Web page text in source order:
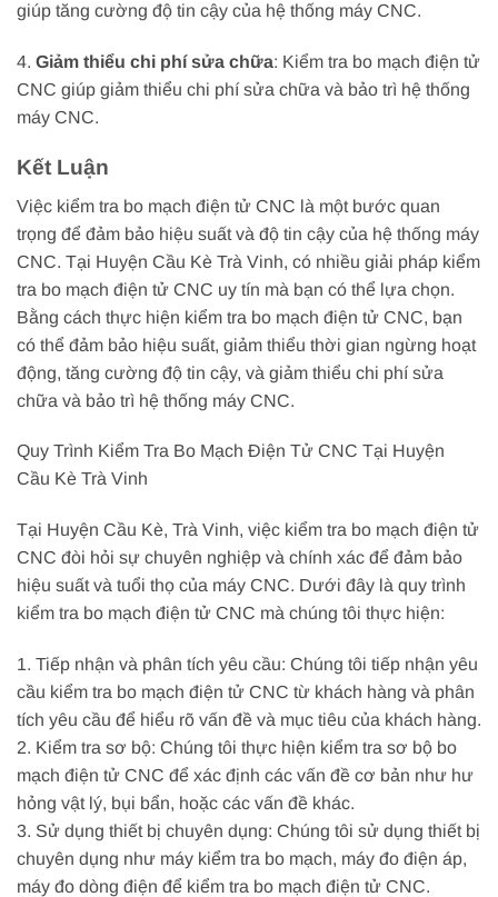
giúp tăng cường độ tin cậy của hệ thống máy CNC.
4. Giảm thiểu chi phí sửa chữa: Kiểm tra bo mạch điện tử
CNC giúp giảm thiểu chi phí sửa chữa và bảo trì hệ thống
máy CNC.
Kết Luận
Việc kiểm tra bo mạch điện tử CNC là một bước quan
trọng để đảm bảo hiệu suất và độ tin cậy của hệ thống máy
CNC. Tại Huyện Cầu Kè Trà Vinh, có nhiều giải pháp kiểm
tra bo mạch điện tử CNC uy tín mà bạn có thể lựa chọn.
Bằng cách thực hiện kiểm tra bo mạch điện tử CNC, bạn
có thể đảm bảo hiệu suất, giảm thiểu thời gian ngừng hoạt
động, tăng cường độ tin cậy, và giảm thiểu chi phí sửa
chữa và bảo trì hệ thống máy CNC.
Quy Trình Kiểm Tra Bo Mạch Điện Tử CNC Tại Huyện
Cầu Kè Trà Vinh
Tại Huyện Cầu Kè, Trà Vinh, việc kiểm tra bo mạch điện tử
CNC đòi hỏi sự chuyên nghiệp và chính xác để đảm bảo
hiệu suất và tuổi thọ của máy CNC. Dưới đây là quy trình
kiểm tra bo mạch điện tử CNC mà chúng tôi thực hiện:
1. Tiếp nhận và phân tích yêu cầu: Chúng tôi tiếp nhận yêu
cầu kiểm tra bo mạch điện tử CNC từ khách hàng và phân
tích yêu cầu để hiểu rõ vấn đề và mục tiêu của khách hàng.
2. Kiểm tra sơ bộ: Chúng tôi thực hiện kiểm tra sơ bộ bo
mạch điện tử CNC để xác định các vấn đề cơ bản như hư
hỏng vật lý, bụi bẩn, hoặc các vấn đề khác.
3. Sử dụng thiết bị chuyên dụng: Chúng tôi sử dụng thiết bị
chuyên dụng như máy kiểm tra bo mạch, máy đo điện áp,
máy đo dòng điện để kiểm tra bo mạch điện tử CNC.